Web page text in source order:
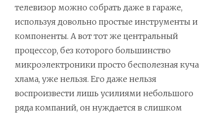
телевизор можно собрать даже в гараже,
используя довольно простые инструменты и
компоненты. А вот тот же центральный
процессор, без которого большинство
микроэлектроники просто бесполезная куча
хлама, уже нельзя. Его даже нельзя
воспроизвести лишь усилиями небольшого
ряда компаний, он нуждается в слишком